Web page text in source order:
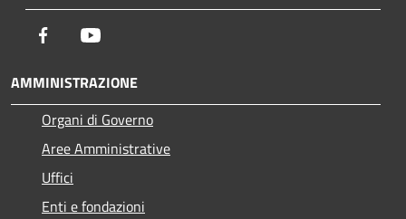
Facebook
AMMINISTRAZIONE
Organi di Governo
Aree Amministrative
Uffici
Enti e fondazioni